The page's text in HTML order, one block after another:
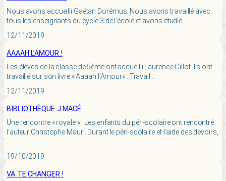
Nous avons accueilli Gaëtan Dorémus. Nous avons travaillé avec
tous les enseignants du cycle 3 de l’école et avons étudié…
12/11/2019
AAAAH L’AMOUR !
Les élèves de la classe de 5ème ont accueilli Laurence Gillot. Ils ont
travaillé sur son livre « Aaaah l’Amour« . Travail…
12/11/2019
BIBLIOTHÈQUE J.MACÉ
Une rencontre « royale » ! Les enfants du péri-scolaire ont rencontré
l’auteur Christophe Mauri. Durant le péri-scolaire et l’aide des devoirs,
19/10/2019
VA TE CHANGER !